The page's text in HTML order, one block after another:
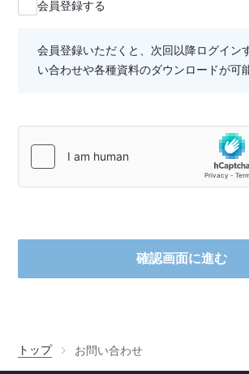
会員登録する
会員登録いただくと、次回以降ログイン
い合わせや各種資料のダウンロードが可
確認画面に進む
トップ お問い合わせ